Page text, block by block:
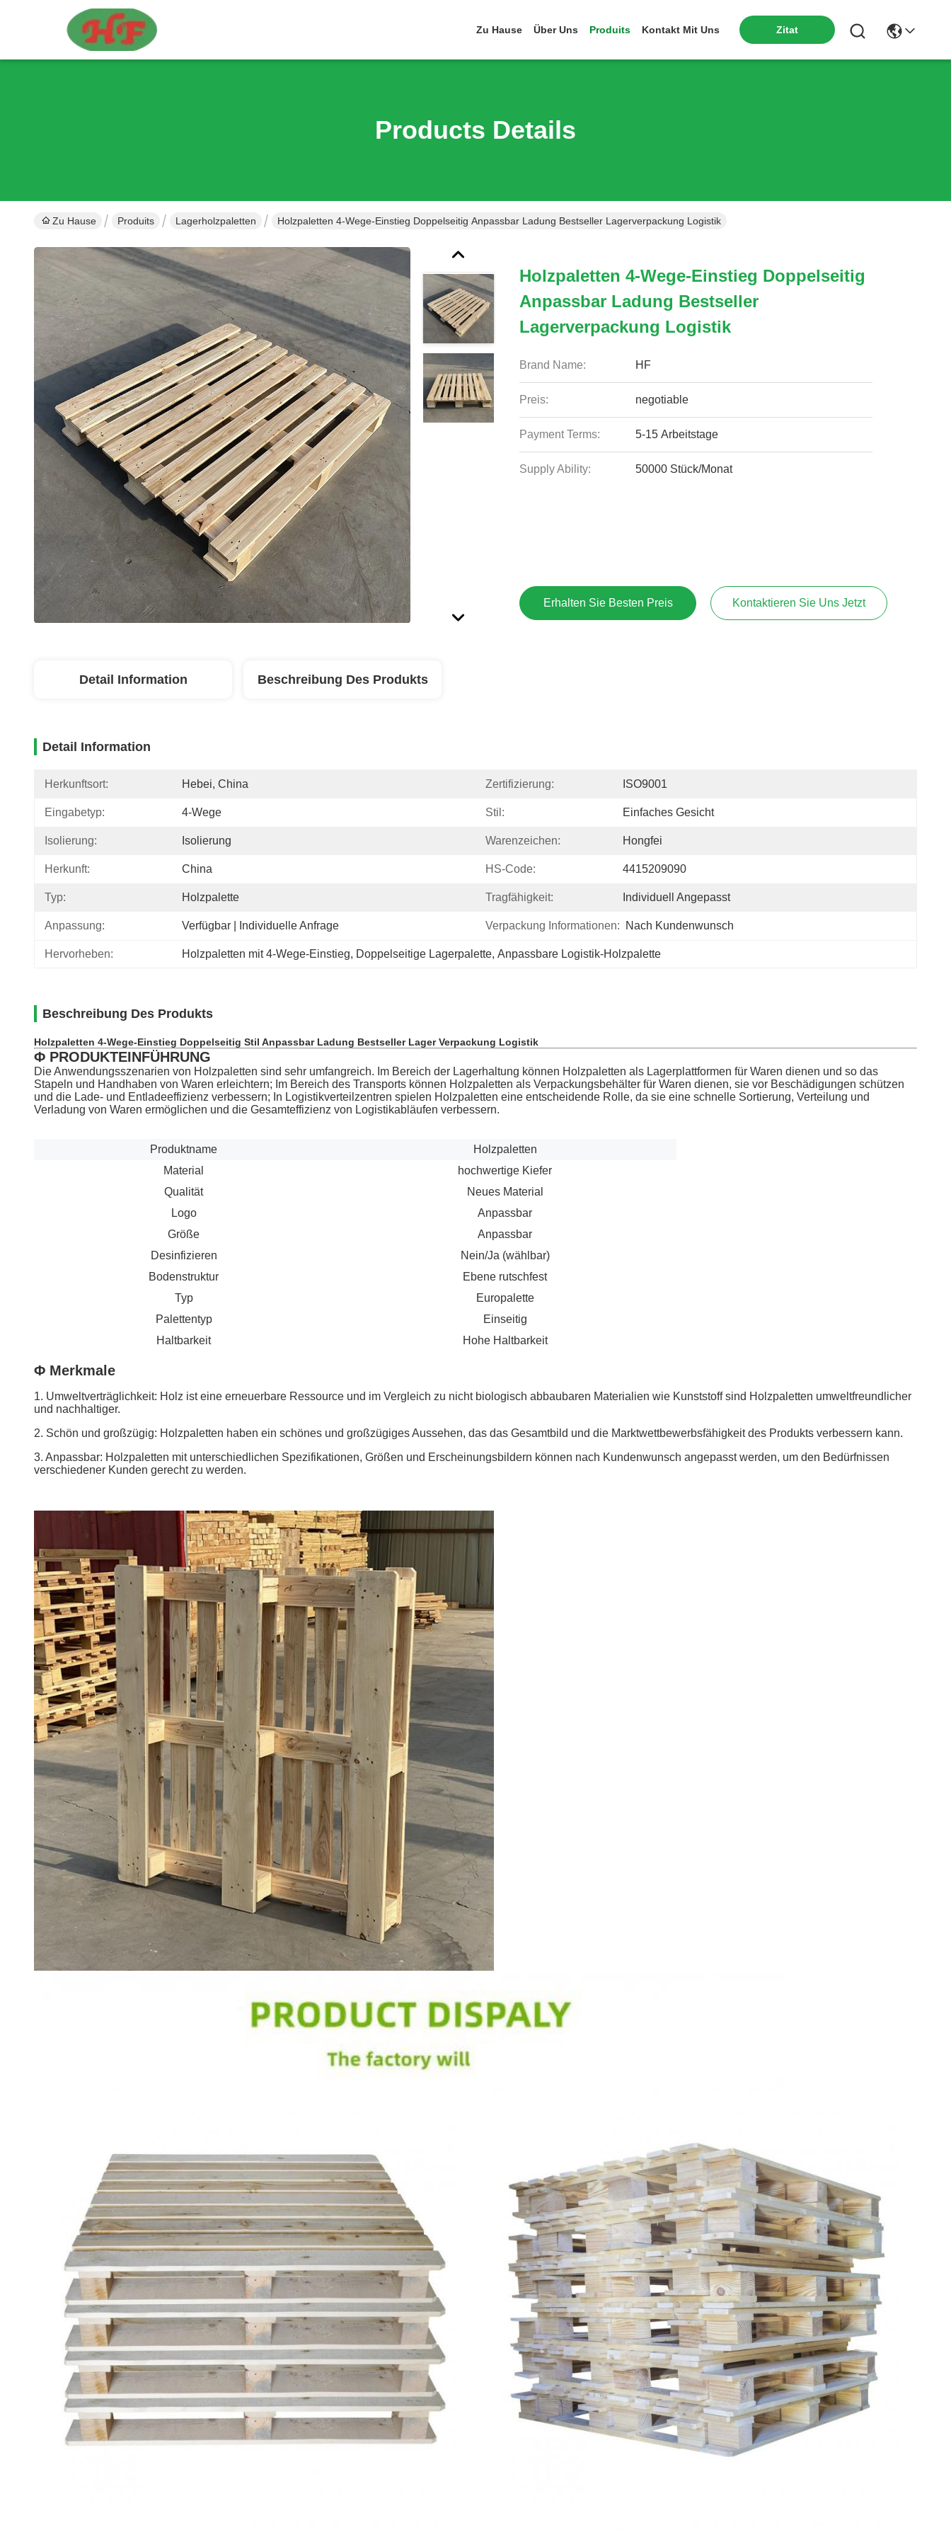
Zu Hause Über Uns Produits Kontakt Mit Uns Zitat
Products Details
Zu Hause Produits Lagerholzpaletten Holzpaletten 4-Wege-Einstieg Doppelseitig Anpassbar Ladung Bestseller Lagerverpackung Logistik
Holzpaletten 4-Wege-Einstieg Doppelseitig
Anpassbar Ladung Bestseller
Lagerverpackung Logistik
Brand Name: HF
Preis: negotiable
Payment Terms: 5-15 Arbeitstage
Supply Ability: 50000 Stück/Monat
Erhalten Sie Besten Preis Kontaktieren Sie Uns Jetzt
Detail Information Beschreibung Des Produkts
Detail Information
Herkunftsort: Hebei, China Zertifizierung: ISO9001
Eingabetyp: 4-Wege Stil: Einfaches Gesicht
Isolierung: Isolierung Warenzeichen: Hongfei
Herkunft: China HS-Code: 4415209090
Typ: Holzpalette Tragfähigkeit: Individuell Angepasst
Anpassung: Verfügbar | Individuelle Anfrage Verpackung Informationen: Nach Kundenwunsch
Hervorheben: Holzpaletten mit 4-Wege-Einstieg, Doppelseitige Lagerpalette, Anpassbare Logistik-Holzpalette
Beschreibung Des Produkts
Holzpaletten 4-Wege-Einstieg Doppelseitig Stil Anpassbar Ladung Bestseller Lager Verpackung Logistik
Φ PRODUKTEINFÜHRUNG
Die Anwendungsszenarien von Holzpaletten sind sehr umfangreich. Im Bereich der Lagerhaltung können Holzpaletten als Lagerplattformen für Waren dienen und so das
Stapeln und Handhaben von Waren erleichtern; Im Bereich des Transports können Holzpaletten als Verpackungsbehälter für Waren dienen, sie vor Beschädigungen schützen
und die Lade- und Entladeeffizienz verbessern; In Logistikverteilzentren spielen Holzpaletten eine entscheidende Rolle, da sie eine schnelle Sortierung, Verteilung und
Verladung von Waren ermöglichen und die Gesamteffizienz von Logistikabläufen verbessern.
Produktname
Holzpaletten
Material
hochwertige Kiefer
Qualität
Neues Material
Logo
Anpassbar
Größe
Anpassbar
Desinfizieren
Nein/Ja (wählbar)
Bodenstruktur
Ebene rutschfest
Typ
Europalette
Palettentyp
Einseitig
Haltbarkeit
Hohe Haltbarkeit
Φ Merkmale
1. Umweltverträglichkeit: Holz ist eine erneuerbare Ressource und im Vergleich zu nicht biologisch abbaubaren Materialien wie Kunststoff sind Holzpaletten umweltfreundlicher
und nachhaltiger.
2. Schön und großzügig: Holzpaletten haben ein schönes und großzügiges Aussehen, das das Gesamtbild und die Marktwettbewerbsfähigkeit des Produkts verbessern kann.
3. Anpassbar: Holzpaletten mit unterschiedlichen Spezifikationen, Größen und Erscheinungsbildern können nach Kundenwunsch angepasst werden, um den Bedürfnissen
verschiedener Kunden gerecht zu werden.